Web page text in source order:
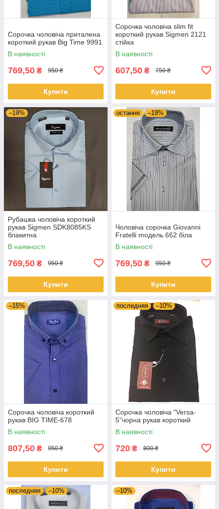
Сорочка чоловіча приталена
короткий рукав Big Time 9991
В наявності
769,50 ₴ 950 ₴
Купити
Сорочка чоловіча slim fit
короткий рукав Sigmen 2121
стійка
В наявності
607,50 ₴ 750 ₴
Купити
–19%
Pубашка чоловіча короткий
рукав Sigmen SDK8085KS
блакитна
В наявності
769,50 ₴ 950 ₴
Купити
остання –19%
Чоловіча сорочка Giovanni
Fratelli moдель 662 біла
В наявності
769,50 ₴ 950 ₴
Купити
–15%
Сорочка чоловіча короткий
рукав BIG TIME-678
В наявності
807,50 ₴ 950 ₴
Купити
последняя –10%
Сорочка чоловіча "Versa-
5"чорна рукав короткий
В наявності
720 ₴ 800 ₴
Купити
последняя –10% –10%